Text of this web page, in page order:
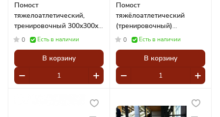
Помост
тяжелоатлетический,
тренировочный 300x300x5
см, амортизаторы
0 Есть в наличии
В корзину
Помост
тяжёлоатлетический
(тренировочный)
2,5х2,5х0,1 м Pioner
0 Есть в наличии
В корзину